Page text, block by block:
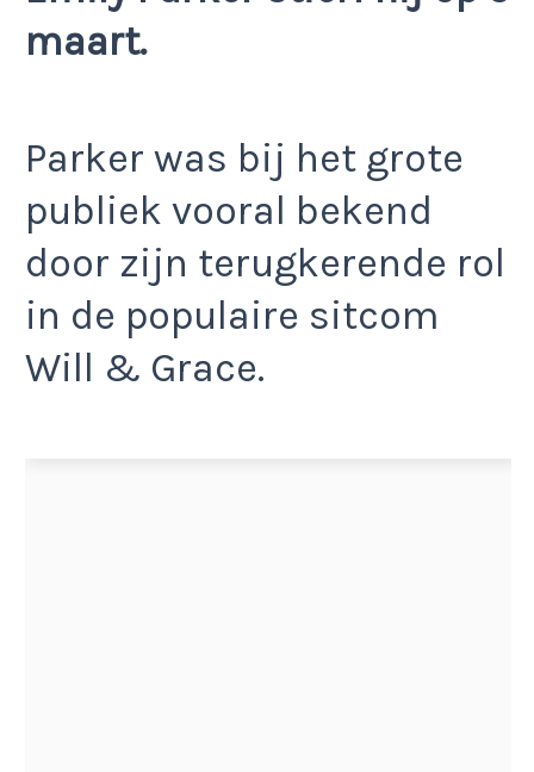
maart.
Parker was bij het grote
publiek vooral bekend
door zijn terugkerende rol
in de populaire sitcom
Will & Grace.